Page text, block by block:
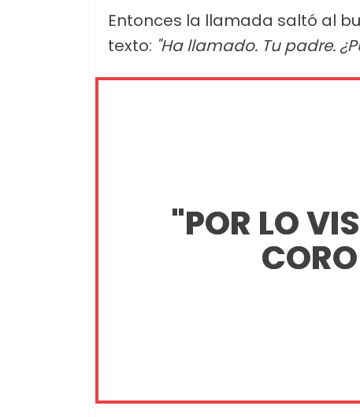
Entonces la llamada saltó al
texto: "Ha llamado. Tu padre.
"POR LO